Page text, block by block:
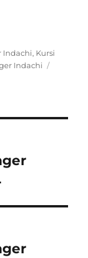
Indachi, Kursi
Indachi